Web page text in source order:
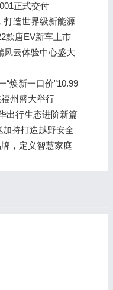
正式交付
打造世界级新能源
款唐EV新车上市
风云体验中心盛大
“焕新一口价”10.99
州盛大举行
出行生态进阶新篇
持打造越野安全
，定义智慧家庭